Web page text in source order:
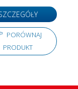
PORÓWNAJ
PRODUKT